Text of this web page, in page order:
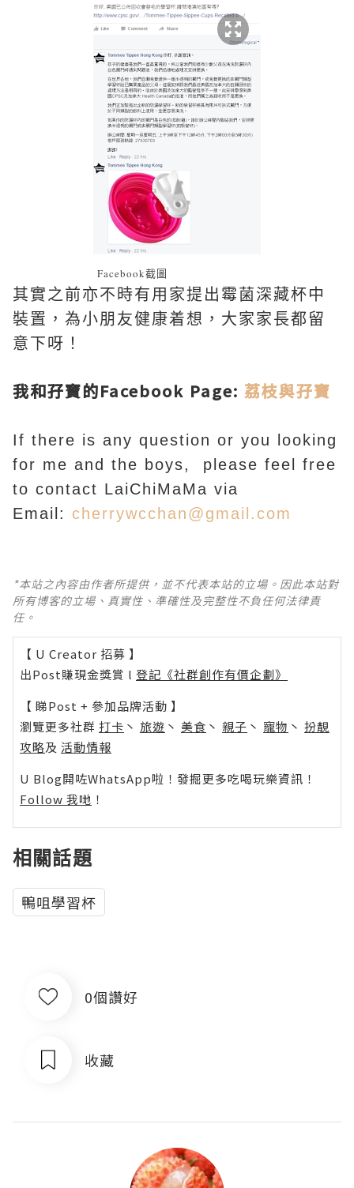
Facebook截圖
其實之前亦不時有用家提出霉菌深藏杯中
裝置，為小朋友健康着想，大家家長都留
意下呀！
我和孖寶的Facebook Page: 荔枝與孖寶
If there is any question or you looking
for me and the boys, please feel free
to contact LaiChiMaMa via
Email: cherrywcchan@gmail.com
*本站之內容由作者所提供，並不代表本站的立場。因此本站對
所有博客的立場、真實性、準確性及完整性不負任何法律責
任。
【 U Creator 招募 】
出Post賺現金獎賞 l 登記《社群創作有價企劃》
【 睇Post + 參加品牌活動 】
瀏覽更多社群 打卡 丶 旅遊 丶 美食 丶 親子 丶 寵物 丶 扮靚
攻略及 活動情報
U Blog開咗WhatsApp啦！發掘更多吃喝玩樂資訊！
Follow 我哋 ！
相關話題
鴨咀學習杯
0個讚好
收藏